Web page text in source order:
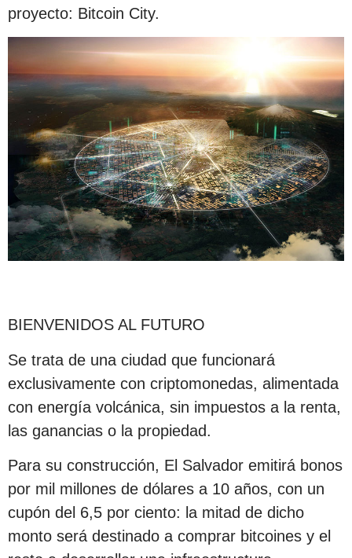
proyecto: Bitcoin City.
BIENVENIDOS AL FUTURO
Se trata de una ciudad que funcionará
exclusivamente con criptomonedas, alimentada
con energía volcánica, sin impuestos a la renta,
las ganancias o la propiedad.
Para su construcción, El Salvador emitirá bonos
por mil millones de dólares a 10 años, con un
cupón del 6,5 por ciento: la mitad de dicho
monto será destinado a comprar bitcoines y el